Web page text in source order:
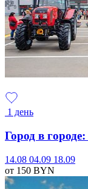
1 день
Город в
14.08 04.09 18.09
от 150 BYN